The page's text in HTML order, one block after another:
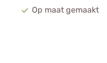
Op maat gemaakt